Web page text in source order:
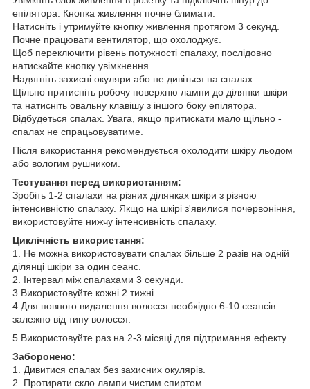
епілятора. Кнопка живлення почне блимати.
Натисніть і утримуйте кнопку живлення протягом 3 секунд.
Почне працювати вентилятор, що охолоджує.
Щоб переключити рівень потужності спалаху, послідовно
натискайте кнопку увімкнення.
Надягніть захисні окуляри або не дивіться на спалах.
Щільно притисніть робочу поверхню лампи до ділянки шкіри
та натисніть овальну клавішу з іншого боку епілятора.
Відбудеться спалах. Увага, якщо притискати мало щільно -
спалах не спрацьовуватиме.
Після використання рекомендується охолодити шкіру льодом
або вологим рушником.
Тестування перед використанням:
Зробіть 1-2 спалахи на різних ділянках шкіри з різною
інтенсивністю спалаху. Якщо на шкірі з'явилися почервоніння,
використовуйте нижчу інтенсивність спалаху.
Циклічність використання:
1. Не можна використовувати спалах більше 2 разів на одній
ділянці шкіри за один сеанс.
2. Інтервал між спалахами 3 секунди.
3.Використовуйте кожні 2 тижні.
4.Для повного видалення волосся необхідно 6-10 сеансів
залежно від типу волосся.
5.Використовуйте раз на 2-3 місяці для підтримання ефекту.
Заборонено:
1. Дивитися спалах без захисних окулярів.
2. Протирати скло лампи чистим спиртом.